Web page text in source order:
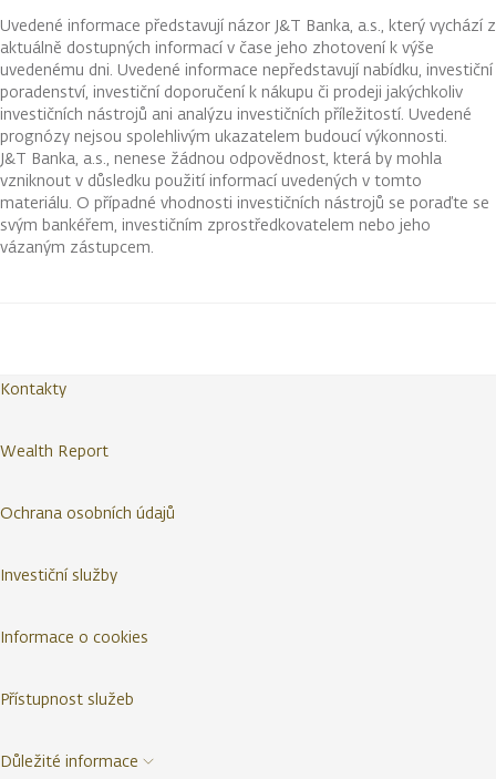
Uvedené informace představují názor J&T Banka, a.s., který vychází z
aktuálně dostupných informací v čase jeho zhotovení k výše
uvedenému dni. Uvedené informace nepředstavují nabídku, investiční
poradenství, investiční doporučení k nákupu či prodeji jakýchkoliv
investičních nástrojů ani analýzu investičních příležitostí. Uvedené
prognózy nejsou spolehlivým ukazatelem budoucí výkonnosti.
J&T Banka, a.s., nenese žádnou odpovědnost, která by mohla
vzniknout v důsledku použití informací uvedených v tomto
materiálu. O případné vhodnosti investičních nástrojů se poraďte se
svým bankéřem, investičním zprostředkovatelem nebo jeho
vázaným zástupcem.
Kontakty
Wealth Report
Ochrana osobních údajů
Investiční služby
Informace o cookies
Přístupnost služeb
Důležité informace